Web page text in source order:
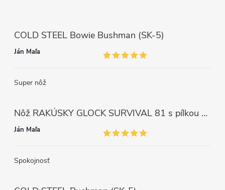
COLD STEEL Bowie Bushman (SK-5)
Ján Maľa
Super nôž
Nôž RAKÚSKY GLOCK SURVIVAL 81 s pílkou ZELENÝ
Ján Maľa
Spokojnosť